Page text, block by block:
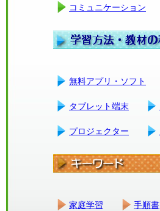
コミュニケーション
無料アプリ・ソフト
タブレット端末
プロジェクター
家庭学習 手順書